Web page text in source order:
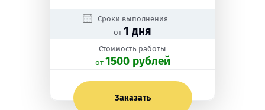
Сроки выполнения
от 1 дня
Стоимость работы
oт 1500 рублей
Заказать